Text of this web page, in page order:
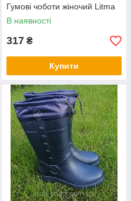
Гумові чоботи жіночий Litma
В наявності
317 ₴
Купити